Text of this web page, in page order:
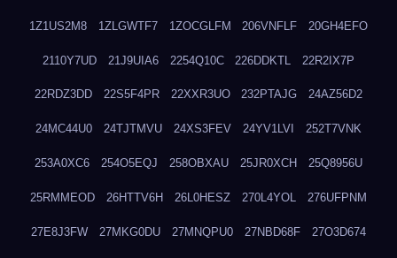
1Z1US2M8 1ZLGWTF7 1ZOCGLFM 206VNFLF 20GH4EFO
2110Y7UD 21J9UIA6 2254Q10C 226DDKTL 22R2IX7P
22RDZ3DD 22S5F4PR 22XXR3UO 232PTAJG 24AZ56D2
24MC44U0 24TJTMVU 24XS3FEV 24YV1LVI 252T7VNK
253A0XC6 254O5EQJ 258OBXAU 25JR0XCH 25Q8956U
25RMMEOD 26HTTV6H 26L0HESZ 270L4YOL 276UFPNM
27E8J3FW 27MKG0DU 27MNQPU0 27NBD68F 27O3D674